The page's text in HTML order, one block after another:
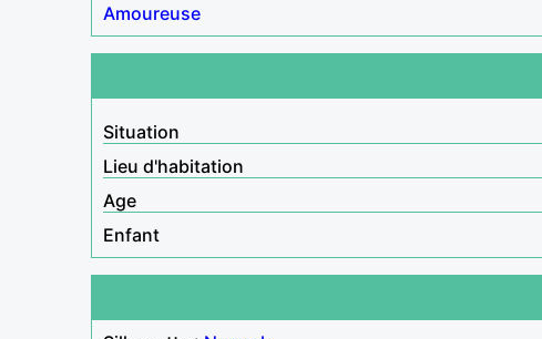
Amoureuse
Situation
Lieu d'habitation
Age
Enfant